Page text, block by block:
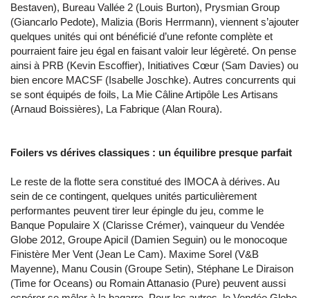
Bestaven), Bureau Vallée 2 (Louis Burton), Prysmian Group
(Giancarlo Pedote), Malizia (Boris Herrmann), viennent s’ajouter
quelques unités qui ont bénéficié d’une refonte complète et
pourraient faire jeu égal en faisant valoir leur légèreté. On pense
ainsi à PRB (Kevin Escoffier), Initiatives Cœur (Sam Davies) ou
bien encore MACSF (Isabelle Joschke). Autres concurrents qui
se sont équipés de foils, La Mie Câline Artipôle Les Artisans
(Arnaud Boissières), La Fabrique (Alan Roura).
Foilers vs dérives classiques : un équilibre presque parfait
Le reste de la flotte sera constitué des IMOCA à dérives. Au
sein de ce contingent, quelques unités particulièrement
performantes peuvent tirer leur épingle du jeu, comme le
Banque Populaire X (Clarisse Crémer), vainqueur du Vendée
Globe 2012, Groupe Apicil (Damien Seguin) ou le monocoque
Finistère Mer Vent (Jean Le Cam). Maxime Sorel (V&B
Mayenne), Manu Cousin (Groupe Setin), Stéphane Le Diraison
(Time for Oceans) ou Romain Attanasio (Pure) peuvent aussi